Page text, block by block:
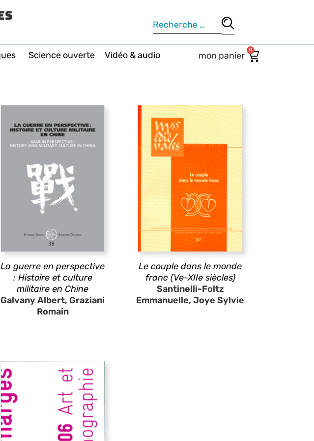
Science ouverte Vidéo & audio 0
La guerre en perspective
: Histoire et culture
militaire en Chine
Galvany Albert, Graziani
Romain
Le couple dans le monde
franc (Ve-XIIe siècles)
Santinelli-Foltz
Emmanuelle, Joye Sylvie